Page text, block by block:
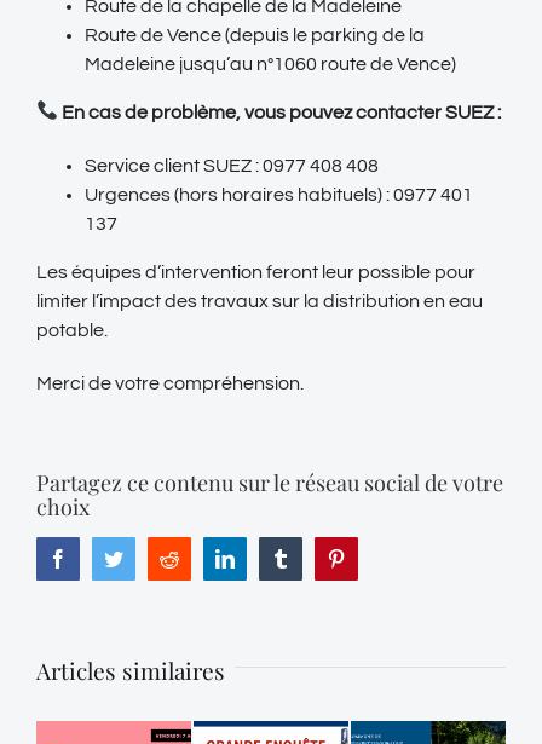
Route de la chapelle de la Madeleine
Route de Vence (depuis le parking de la
Madeleine jusqu’au n°1060 route de Vence)
En cas de problème, vous pouvez contacter SUEZ :
Service client SUEZ : 0977 408 408
Urgences (hors horaires habituels) : 0977 401
137
Les équipes d’intervention feront leur possible pour
limiter l’impact des travaux sur la distribution en eau
potable.
Merci de votre compréhension.
Partagez ce contenu sur le réseau social de votre
choix
FacebookTwitterReddit LinkedIn Tumblr
Articles similaires